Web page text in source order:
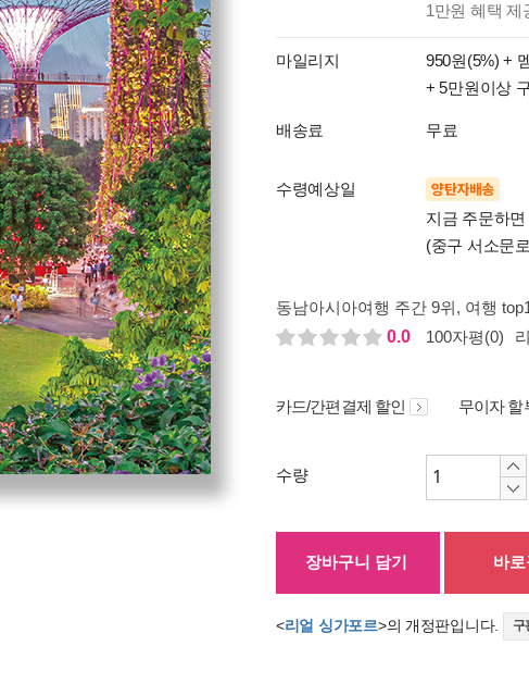
1만원 혜택 제
마일리지 950원(5%) +
+ 5만원이상
배송료 무료
수령예상일 양탄자배송
지금 주문하면
(중구 서소문
동남아시아여행 주간 9위, 여행
0.0
100자평(0)
카드/간편결제 할인 무이자 할
수량
장바구니 담기 바로
<리얼 싱가포르>의 개정판입니다. 구